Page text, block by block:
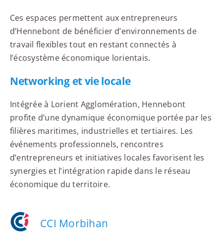
Ces espaces permettent aux entrepreneurs
d’Hennebont de bénéficier d’environnements de
travail flexibles tout en restant connectés à
l’écosystème économique lorientais.
Networking et vie locale
Intégrée à Lorient Agglomération, Hennebont
profite d’une dynamique économique portée par les
filières maritimes, industrielles et tertiaires. Les
événements professionnels, rencontres
d’entrepreneurs et initiatives locales favorisent les
synergies et l’intégration rapide dans le réseau
économique du territoire.
CCI Morbihan